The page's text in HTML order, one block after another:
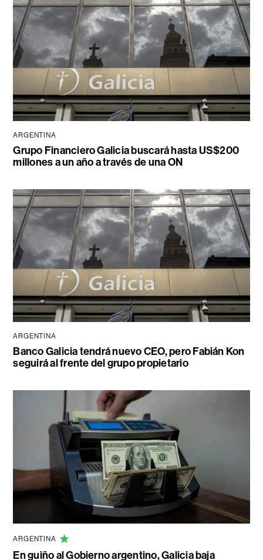
ARGENTINA
Grupo Financiero Galicia buscará hasta US$200
millones a un año a través de una ON
ARGENTINA
Banco Galicia tendrá nuevo CEO, pero Fabián Kon
seguirá al frente del grupo propietario
ARGENTINA
En guiño al Gobierno argentino, Galicia baja